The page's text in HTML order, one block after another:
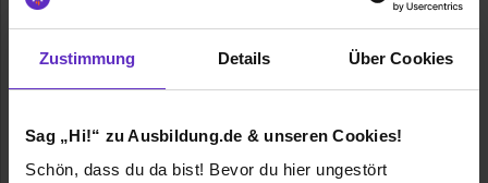
Zustimmung Details Über Cookies
Sag „Hi!“ zu Ausbildung.de & unseren Cookies!
Schön, dass du da bist! Bevor du hier ungestört
Von-Drais-Straße 2